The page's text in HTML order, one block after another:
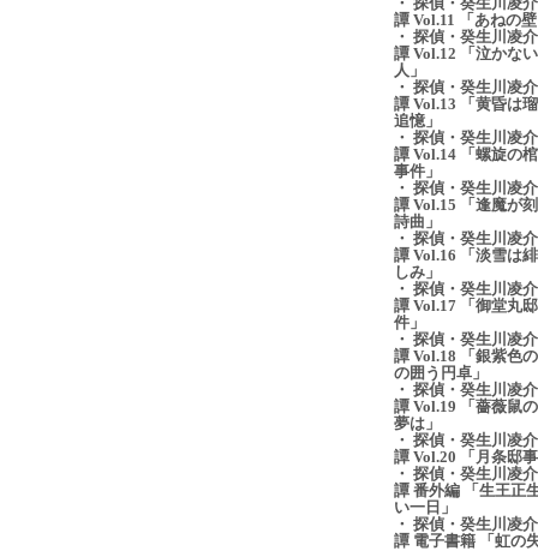
譚 Vol.11 「あねの
・ 探偵・癸生川凌
譚 Vol.12 「泣かな
人」
・ 探偵・癸生川凌
譚 Vol.13 「黄昏は
追憶」
・ 探偵・癸生川凌
譚 Vol.14 「螺旋の
事件」
・ 探偵・癸生川凌
譚 Vol.15 「逢魔が
詩曲」
・ 探偵・癸生川凌
譚 Vol.16 「淡雪は
しみ」
・ 探偵・癸生川凌
譚 Vol.17 「御堂丸
件」
・ 探偵・癸生川凌
譚 Vol.18 「銀紫色
の囲う円卓」
・ 探偵・癸生川凌
譚 Vol.19 「薔薇鼠
夢は」
・ 探偵・癸生川凌
譚 Vol.20 「月条邸
・ 探偵・癸生川凌
譚 番外編 「生王正
い一日」
・ 探偵・癸生川凌
譚 電子書籍 「虹の